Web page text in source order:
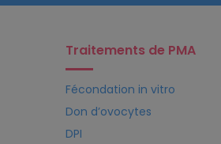
Traitements de PMA
Fécondation in vitro
Don d’ovocytes
DPI